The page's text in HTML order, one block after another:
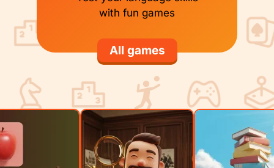
with fun games
All games